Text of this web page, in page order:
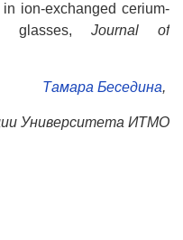
ion-exchanged cerium-
glasses, Journal of
Тамара Беседина,
Университета ИТМО